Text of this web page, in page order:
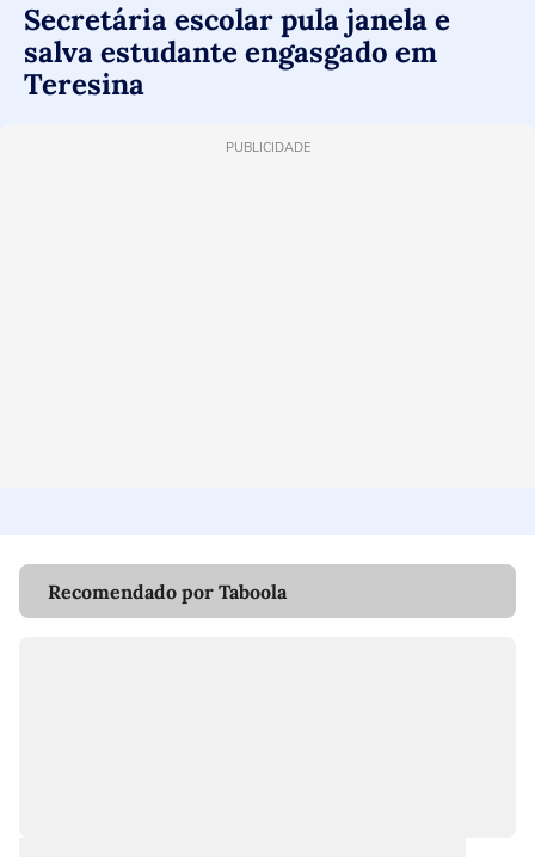
Secretária escolar pula janela e
salva estudante engasgado em
Teresina
PUBLICIDADE
Recomendado por Taboola